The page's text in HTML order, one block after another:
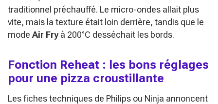
traditionnel préchauffé. Le micro-ondes allait plus
vite, mais la texture était loin derrière, tandis que le
mode Air Fryà 200°C desséchait les bords.
Fonction Reheat : les bons réglages
pour une pizza croustillante
Les fiches techniques de Philips ou Ninja annoncent